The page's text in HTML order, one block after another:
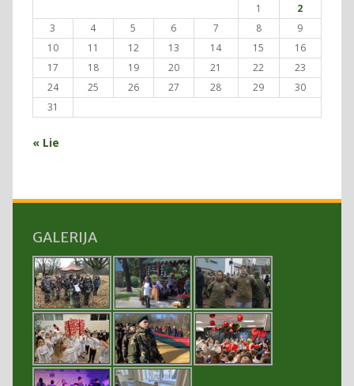
1
2
3
4 5 6 7 8
9
10
11 12 13 14 15
16
17
18 19 20 21 22
23
24
25 26 27 28 29
30
31
« Lie
GALERIJA